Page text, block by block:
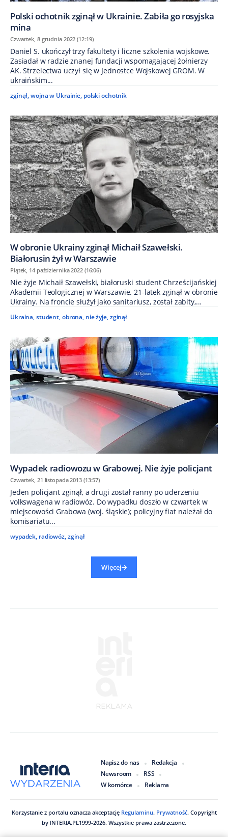
Polski ochotnik zginął w Ukrainie. Zabiła go rosyjska
mina
Czwartek, 8 grudnia 2022 (12:19)
Daniel S. ukończył trzy fakultety i liczne szkolenia wojskowe.
Zasiadał w radzie znanej fundacji wspomagającej żołnierzy
AK. Strzelectwa uczył się w Jednostce Wojskowej GROM. W
ukraińskim...
zginął,wojna w Ukrainie, polski ochotnik
W obronie Ukrainy zginął Michaił Szawełski.
Białorusin żył w Warszawie
Piątek, 14 października 2022 (16:06)
Nie żyje Michaił Szawełski, białoruski student Chrześcijańskiej
Akademii Teologicznej w Warszawie. 21-latek zginął w obronie
Ukrainy. Na froncie służył jako sanitariusz, został zabity,...
Ukraina,student,obrona, nie żyje,zginął
Wypadek radiowozu w Grabowej. Nie żyje policjant
Czwartek, 21 listopada 2013 (13:57)
Jeden policjant zginął, a drugi został ranny po uderzeniu
volkswagena w radiowóz. Do wypadku doszło w czwartek w
miejscowości Grabowa (woj. śląskie); policyjny fiat należał do
komisariatu...
wypadek, radiowóz,zginął
Więcej
Napisz do nas
Redakcja
Newsroom
RSS
W komórce
Reklama
Korzystanie z portalu oznacza akceptację Regulaminu. Prywatność. Copyright
by INTERIA.PL1999-2026. Wszystkie prawa zastrzeżone.